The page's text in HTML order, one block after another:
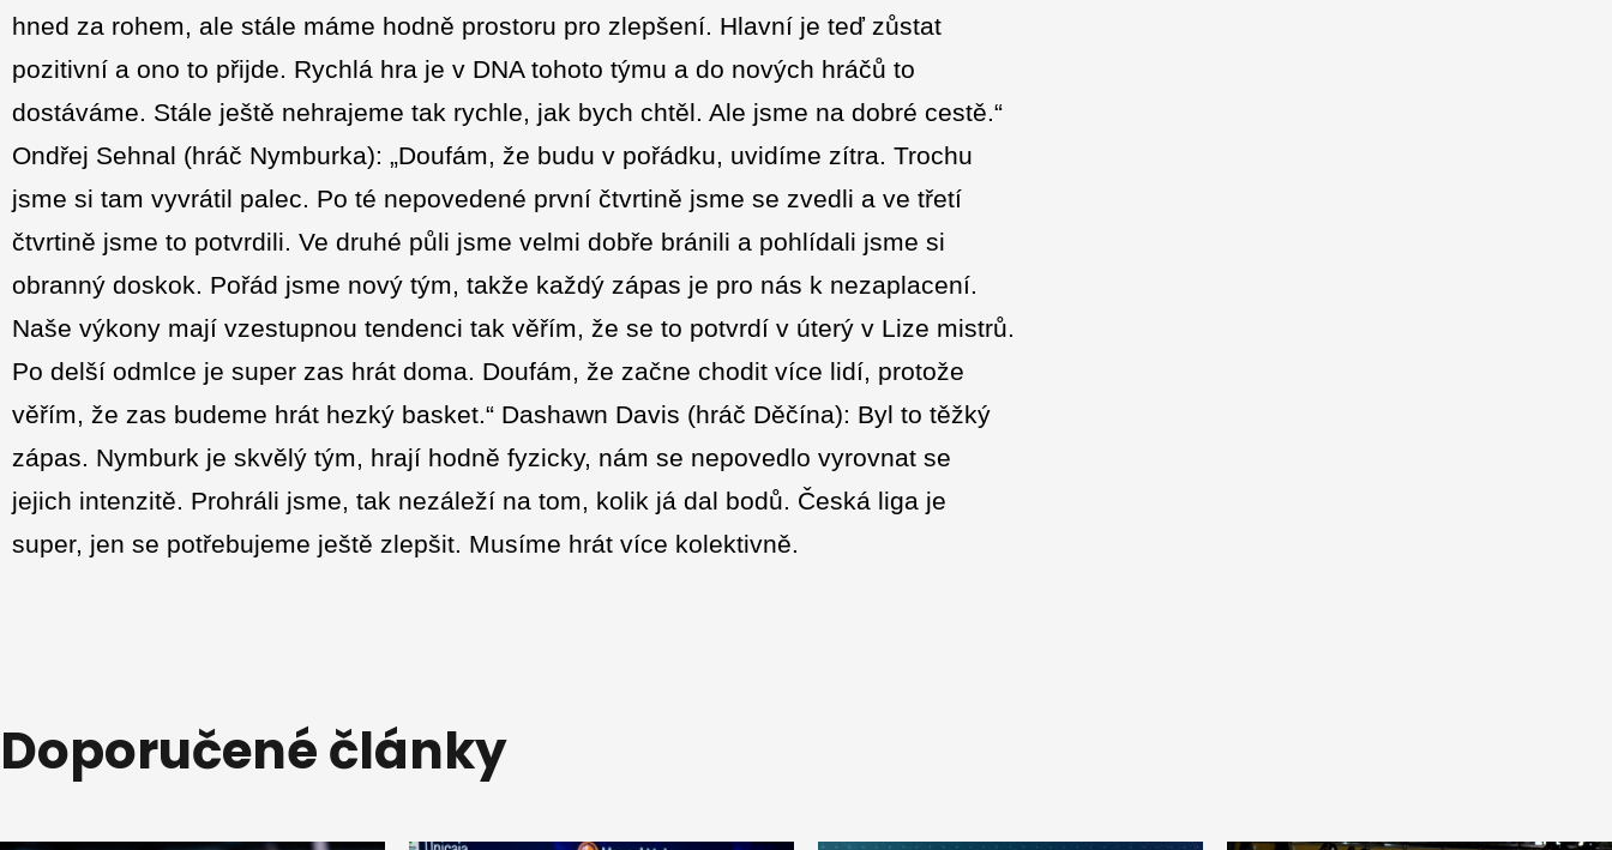
hned za rohem, ale stále máme hodně prostoru pro zlepšení. Hlavní je teď zůstat
pozitivní a ono to přijde. Rychlá hra je v DNA tohoto týmu a do nových hráčů to
dostáváme. Stále ještě nehrajeme tak rychle, jak bych chtěl. Ale jsme na dobré cestě.“
Ondřej Sehnal (hráč Nymburka): „Doufám, že budu v pořádku, uvidíme zítra. Trochu
jsme si tam vyvrátil palec. Po té nepovedené první čtvrtině jsme se zvedli a ve třetí
čtvrtině jsme to potvrdili. Ve druhé půli jsme velmi dobře bránili a pohlídali jsme si
obranný doskok. Pořád jsme nový tým, takže každý zápas je pro nás k nezaplacení.
Naše výkony mají vzestupnou tendenci tak věřím, že se to potvrdí v úterý v Lize mistrů.
Po delší odmlce je super zas hrát doma. Doufám, že začne chodit více lidí, protože
věřím, že zas budeme hrát hezký basket.“ Dashawn Davis (hráč Děčína): Byl to těžký
zápas. Nymburk je skvělý tým, hrají hodně fyzicky, nám se nepovedlo vyrovnat se
jejich intenzitě. Prohráli jsme, tak nezáleží na tom, kolik já dal bodů. Česká liga je
super, jen se potřebujeme ještě zlepšit. Musíme hrát více kolektivně.
Doporučené články